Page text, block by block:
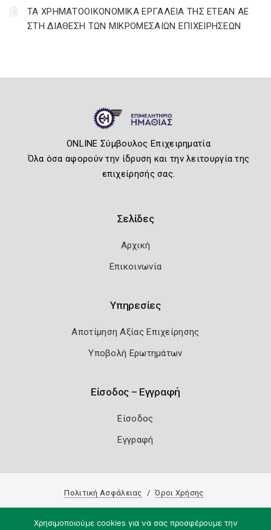
ΤΑ ΧΡΗΜΑΤΟΟΙΚΟΝΟΜΙΚΑ ΕΡΓΑΛΕΙΑ ΤΗΣ ΕΤΕΑΝ ΑΕ
ΣΤΗ ΔΙΑΘΕΣΗ ΤΩΝ ΜΙΚΡΟΜΕΣΑΙΩΝ ΕΠΙΧΕΙΡΗΣΕΩΝ
ONLINE Σύμβουλος Επιχειρηματία
Όλα όσα αφορούν την ίδρυση και την λειτουργία της
επιχείρησής σας.
Σελίδες
Αρχική
Επικοινωνία
Υπηρεσίες
Αποτίμηση Αξίας Επιχείρησης
Υποβολή Ερωτημάτων
Είσοδος – Εγγραφή
Είσοδος
Εγγραφή
Πολιτική Ασφάλειας Όροι Χρήσης
Χρησιμοποιούμε cookies για να σας προσφέρουμε την